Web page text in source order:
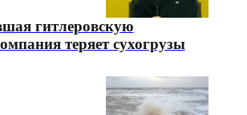
гитлеровскую
теряет сухогрузы